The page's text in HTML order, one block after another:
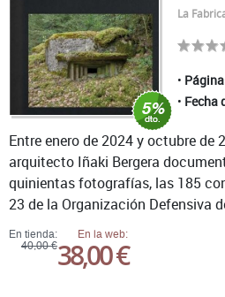
La
Fecha
En tienda:
40,00 €
En la web:
38,00 €
Entre enero de 2024 y octubre de
arquitecto Iñaki Bergera
quinientas fotografías, las 185
23 de la Organización Defensiva